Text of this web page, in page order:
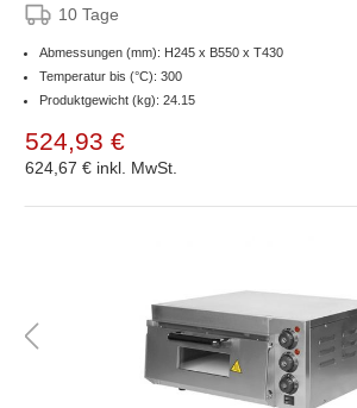
10 Tage
Abmessungen (mm): H245 x B550 x T430
Temperatur bis (°C): 300
Produktgewicht (kg): 24.15
524,93 €
624,67 € inkl. MwSt.